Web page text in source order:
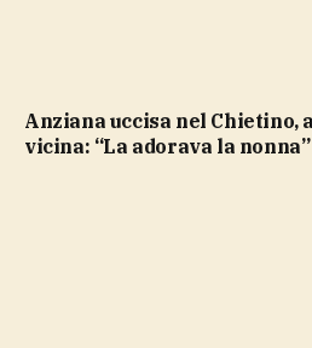
Anziana uccisa nel Chietino, arrestato nipote. Una
vicina: “La adorava la nonna”